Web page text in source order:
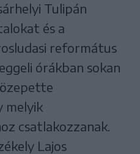
Tulipán
és a
református
órákban sokan
melyik
csatlakozzanak.
Lajos